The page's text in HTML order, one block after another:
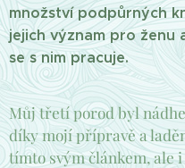
množství podpůrných
jejich význam pro ženu
se s nim pracuje.
Můj třetí porod byl
díky mojí přípravě a
tímto svým článkem, ale